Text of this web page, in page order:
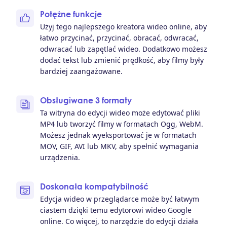
Potężne funkcje
Użyj tego najlepszego kreatora wideo online, aby
łatwo przycinać, przycinać, obracać, odwracać,
odwracać lub zapętlać wideo. Dodatkowo możesz
dodać tekst lub zmienić prędkość, aby filmy były
bardziej zaangażowane.
Obsługiwane 3 formaty
Ta witryna do edycji wideo może edytować pliki
MP4 lub tworzyć filmy w formatach Ogg, WebM.
Możesz jednak wyeksportować je w formatach
MOV, GIF, AVI lub MKV, aby spełnić wymagania
urządzenia.
Doskonała kompatybilność
Edycja wideo w przeglądarce może być łatwym
ciastem dzięki temu edytorowi wideo Google
online. Co więcej, to narzędzie do edycji działa